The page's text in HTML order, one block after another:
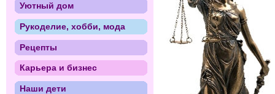
Уютный дом
Рукоделие, хобби, мода
Рецепты
Карьера и бизнес
Наши дети